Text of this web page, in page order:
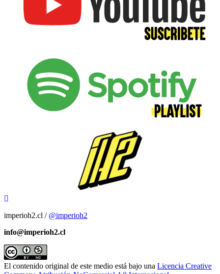
imperioh2.cl / @imperioh2
info@imperioh2.cl
El contenido original de este medio está bajo una Licencia Creative